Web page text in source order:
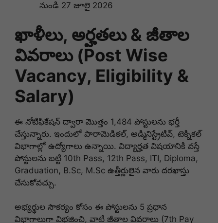
నుండి 27 జూలై 2026
ఖాళీలు, అర్హతలు & జీతాల
వివరాలు (Post Wise
Vacancy, Eligibility &
Salary)
ఈ నోటిఫికేషన్ ద్వారా మొత్తం 1,484 పోస్టులను భర్తీ
చేస్తున్నారు. ఇందులో పారామెడికల్, అడ్మినిస్ట్రేటివ్, టెక్నికల్
విభాగాల్లో ఉద్యోగాలు ఉన్నాయి. విద్యార్హత విషయానికి వస్తే
పోస్టులను బట్టి 10th Pass, 12th Pass, ITI, Diploma,
Graduation, B.Sc, M.Sc ఉత్తీర్ణులైన వారు దరఖాస్తు
చేసుకోవచ్చు.
అభ్యర్థుల సౌకర్యం కోసం ఈ పోస్టులను 5 ప్రధాన
విభాగాలుగా విభజించి, వాటి జీతాల వివరాలు (7th Pay